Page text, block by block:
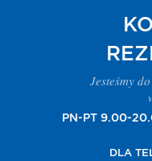
Jesteśmy
PN-PT 9.00-
DLA